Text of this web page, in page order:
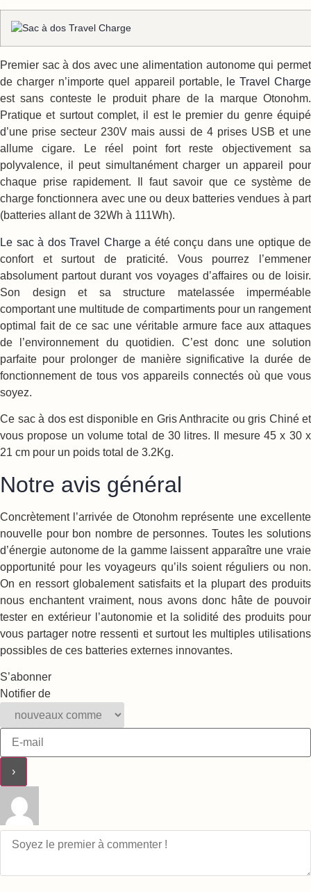
Premier sac à dos avec une alimentation autonome qui permet
de charger n’importe quel appareil portable,
le Travel Charge
est sans conteste le produit phare de la marque Otonohm.
Pratique et surtout complet, il est le premier du genre équipé
d’une prise secteur 230V mais aussi de 4 prises USB et une
allume cigare. Le réel point fort reste objectivement sa
polyvalence, il peut simultanément charger un appareil pour
chaque prise rapidement. Il faut savoir que ce système de
charge fonctionnera avec une ou deux batteries vendues à part
(batteries allant de 32Wh à 111Wh).
Le sac à dos Travel Charge a été conçu dans une optique de
confort et surtout de praticité. Vous pourrez l’emmener
absolument partout durant vos voyages d’affaires ou de loisir.
Son design et sa structure matelassée imperméable
comportant une multitude de compartiments pour un rangement
optimal fait de ce sac une véritable armure face aux attaques
de l’environnement du quotidien. C’est donc une solution
parfaite pour prolonger de manière significative la durée de
fonctionnement de tous vos appareils connectés où que vous
soyez.
Ce sac à dos est disponible en Gris Anthracite ou gris Chiné et
vous propose un volume total de 30 litres. Il mesure 45 x 30 x
21 cm pour un poids total de 3.2Kg.
Notre avis général
Concrètement l’arrivée de Otonohm représente une excellente
nouvelle pour bon nombre de personnes. Toutes les solutions
d’énergie autonome de la gamme laissent apparaître une vraie
opportunité pour les voyageurs qu’ils soient réguliers ou non.
On en ressort globalement satisfaits et la plupart des produits
nous enchantent vraiment, nous avons donc hâte de pouvoir
tester en extérieur l’autonomie et la solidité des produits pour
vous partager notre ressenti et surtout les multiples utilisations
possibles de ces batteries externes innovantes.
S’abonner
Notifier de